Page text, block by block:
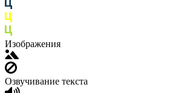
Изображения
Озвучивание текста